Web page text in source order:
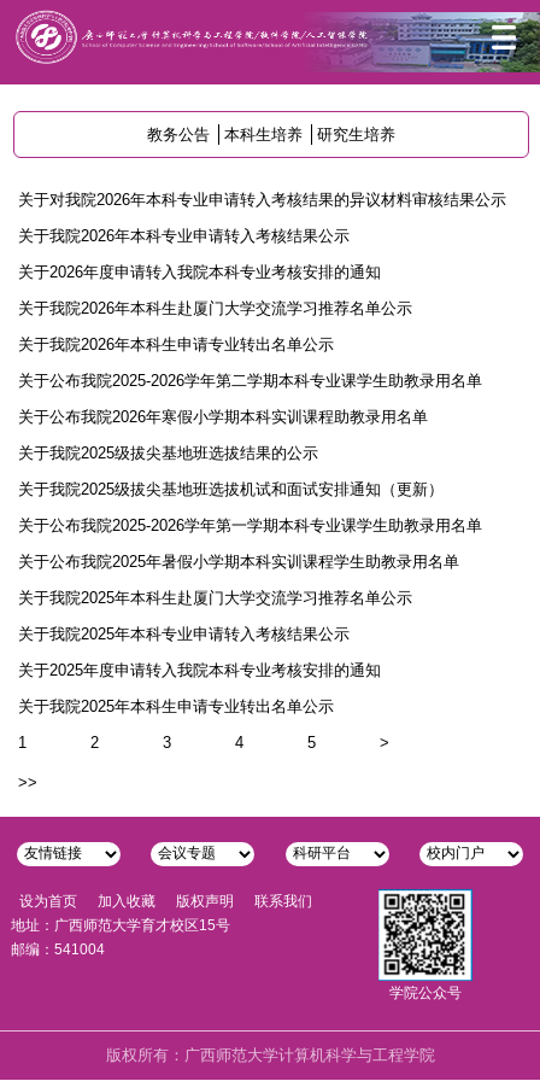
教务公告 本科生培养 研究生培养
关于对我院2026年本科专业申请转入考核结果的异议材料审核结果公示
关于我院2026年本科专业申请转入考核结果公示
关于2026年度申请转入我院本科专业考核安排的通知
关于我院2026年本科生赴厦门大学交流学习推荐名单公示
关于我院2026年本科生申请专业转出名单公示
关于公布我院2025-2026学年第二学期本科专业课学生助教录用名单
关于公布我院2026年寒假小学期本科实训课程助教录用名单
关于我院2025级拔尖基地班选拔结果的公示
关于我院2025级拔尖基地班选拔机试和面试安排通知（更新）
关于公布我院2025-2026学年第一学期本科专业课学生助教录用名单
关于公布我院2025年暑假小学期本科实训课程学生助教录用名单
关于我院2025年本科生赴厦门大学交流学习推荐名单公示
关于我院2025年本科专业申请转入考核结果公示
关于2025年度申请转入我院本科专业考核安排的通知
关于我院2025年本科生申请专业转出名单公示
1
2 3 4 5 >
>>
设为首页 加入收藏 版权声明
联系我们
地址：广西师范大学育才校区15号
邮编：541004
学院公众号
版权所有：广西师范大学计算机科学与工程学院